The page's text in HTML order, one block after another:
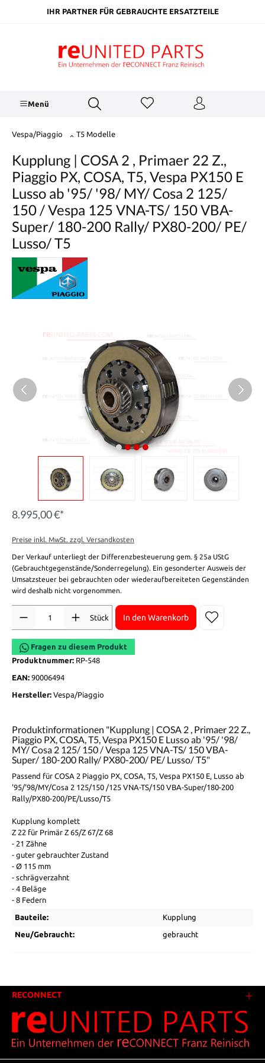
springenIHR PARTNER FÜR GEBRAUCHTE ERSATZTEILE
Menü
Vespa/Piaggio T5 Modelle
Kupplung | COSA 2 , Primaer 22 Z.,
Piaggio PX, COSA, T5, Vespa PX150 E
Lusso ab '95/ '98/ MY/ Cosa 2 125/
150 / Vespa 125 VNA-TS/ 150 VBA-
Super/ 180-200 Rally/ PX80-200/ PE/
Lusso/ T5
8.995,00 €*
Preise inkl. MwSt. zzgl. Versandkosten
Der Verkauf unterliegt der Differenzbesteuerung gem. § 25a UStG
(Gebrauchtgegenstände/Sonderregelung). Ein gesonderter Ausweis der
Umsatzsteuer bei gebrauchten oder wiederaufbereiteten Gegenständen
wird deshalb nicht vorgenommen.
Stück
In den Warenkorb
Fragen zu diesem Produkt
Produktnummer: RP-548
EAN: 90006494
Hersteller: Vespa/Piaggio
Produktinformationen "Kupplung | COSA 2 , Primaer 22 Z.,
Piaggio PX, COSA, T5, Vespa PX150 E Lusso ab '95/ '98/
MY/ Cosa 2 125/ 150 / Vespa 125 VNA-TS/ 150 VBA-
Super/ 180-200 Rally/ PX80-200/ PE/ Lusso/ T5"
Passend für COSA 2 Piaggio PX, COSA, T5, Vespa PX150 E, Lusso ab
'95/'98/MY/Cosa 2 125/150 /125 VNA-TS/150 VBA-Super/180-200
Rally/PX80-200/PE/Lusso/T5
Kupplung komplett
Z 22 für Primär Z 65/Z 67/Z 68
- 21 Zähne
- guter gebrauchter Zustand
- Ø 115 mm
- schrägverzahnt
- 4 Beläge
- 8 Federn
Bauteile: Kupplung
Neu/Gebraucht: gebraucht
RECONNECT